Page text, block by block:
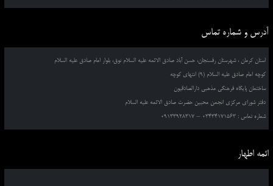
آدرس و شماره تماس
استان کرمان ، شهرستان رفسنجان، حسن آباد صادق الائمه علیه السلام نوق، بلوار امام صادق علیه السلام
کوچه امام صادق علیه السلام (9) انتهای کوچه
ساختمان پایگاه فرهنگی مذهبی دارالصادقیون
دفتر شورای مرکزی انجمن محبین حضرت صادق الائمه علیه السلام
شماره تماس : 03434171563 – 09133928317
ائمه اطهار